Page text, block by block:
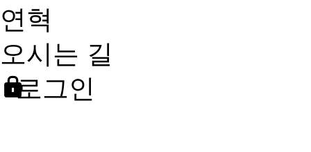
연혁
오시는 길
로그인